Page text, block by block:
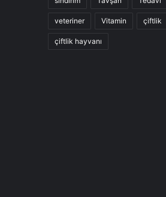
veteriner Vitamin çiftlik
çiftlik hayvanı